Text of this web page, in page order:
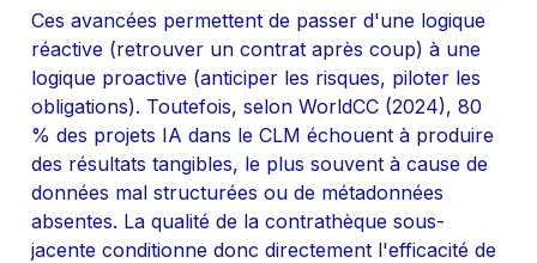
Ces avancées permettent de passer d'une logique
réactive (retrouver un contrat après coup) à une
logique proactive (anticiper les risques, piloter les
obligations). Toutefois, selon WorldCC (2024), 80
% des projets IA dans le CLM échouent à produire
des résultats tangibles, le plus souvent à cause de
données mal structurées ou de métadonnées
absentes. La qualité de la contrathèque sous-
jacente conditionne donc directement l'efficacité de